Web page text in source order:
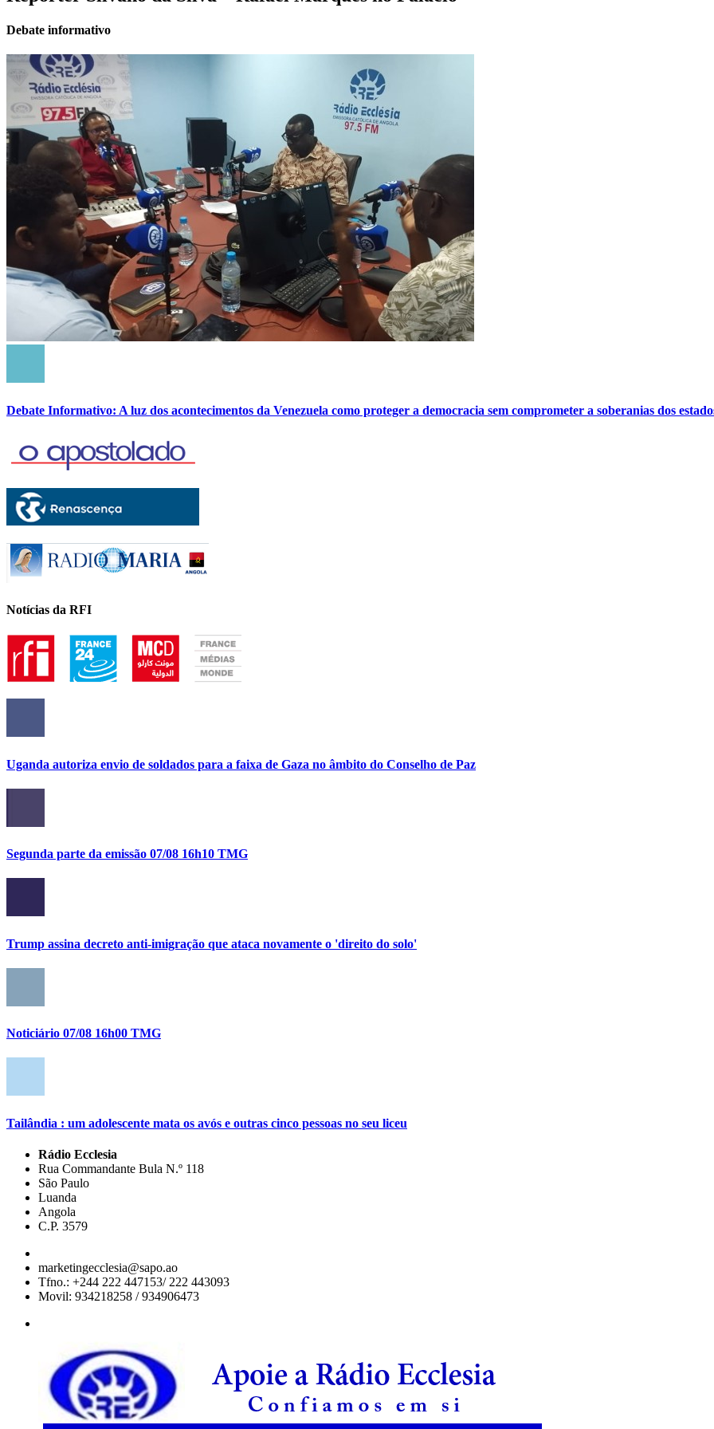
Debate informativo
Debate Informativo: A luz dos acontecimentos da Venezuela como proteger a democracia sem comprometer a soberanias dos
Notícias da RFI
Uganda autoriza envio de soldados para a faixa de Gaza no âmbito do Conselho de Paz
Segunda parte da emissão 07/08 16h10 TMG
Trump assina decreto anti-imigração que ataca novamente o 'direito do solo'
Noticiário 07/08 16h00 TMG
Tailândia : um adolescente mata os avós e outras cinco pessoas no seu liceu
Rádio Ecclesia
Rua Commandante Bula N.º 118
São Paulo
Luanda
Angola
C.P. 3579
marketingecclesia@sapo.ao
Tfno.: +244 222 447153/ 222 443093
Movil: 934218258 / 934906473